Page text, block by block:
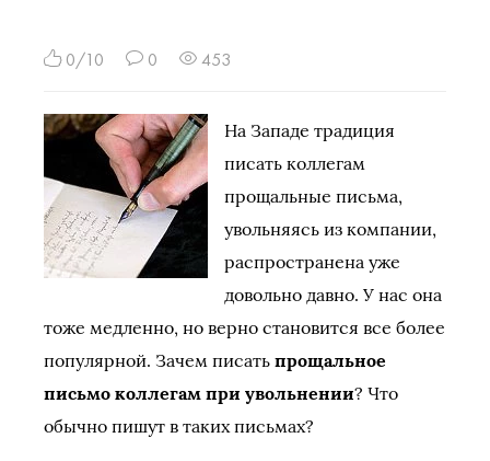
0/10 0 453
На Западе традиция
писать коллегам
прощальные письма,
увольняясь из компании,
распространена уже
довольно давно. У нас она
тоже медленно, но верно становится все более
популярной. Зачем писать прощальное
письмо коллегам при увольнении? Что
обычно пишут в таких письмах?